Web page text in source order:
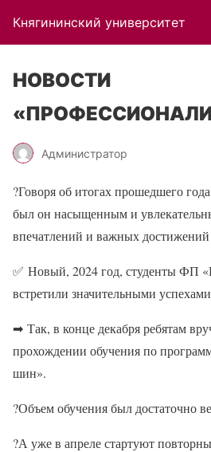
Княгининский университет
НОВОСТИ
Администратор
?Говоря об итогах прошедшего
был он насыщенным и
впечатлений и важных
✅ Новый, 2024 год, студенты ФП
встретили значительными
➡ Так, в конце декабря ребятам
прохождении обучения по
шин».
?Объем обучения был достаточно
?А уже в апреле стартуют